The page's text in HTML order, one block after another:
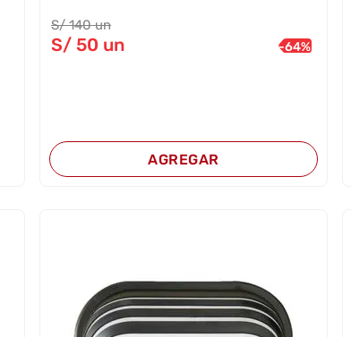
S/140 un
S/50 un -64%
AGREGAR